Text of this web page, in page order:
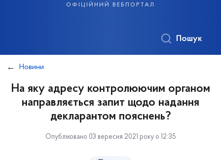
офіційний вебпортал
Пошук
Новини
На яку адресу контролюючим органом
направляється запит щодо надання
декларантом пояснень?
Опубліковано 03 вересня 2021 року о 12:35